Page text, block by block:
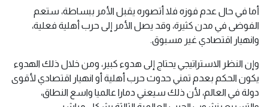
أما في حال عدم فوزه فلا أتصوره يقبل الأمر ببساطة، ستعم
الفوضى في مدن كثيرة، وقد يصل الأمر إلى حرب أهلية فعلية،
وانهيار اقتصادي غير مسبوق.
وإن النظر الاستراتيجي يحتاج إلى هدوء كبير، ومن خلال ذلك الهدوء
يكون الحكم بعدم تمني حدوث حرب أهلية أو انهيار اقتصادي لأقوى
دولة في العالم، لأن ذلك سيعني دمارا عالميا واسع النطاق،